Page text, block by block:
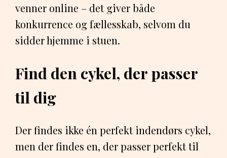
venner online – det giver både
konkurrence og fællesskab, selvom du
sidder hjemme i stuen.
Find den cykel, der passer
til dig
Der findes ikke én perfekt indendørs cykel,
men der findes en, der passer perfekt til